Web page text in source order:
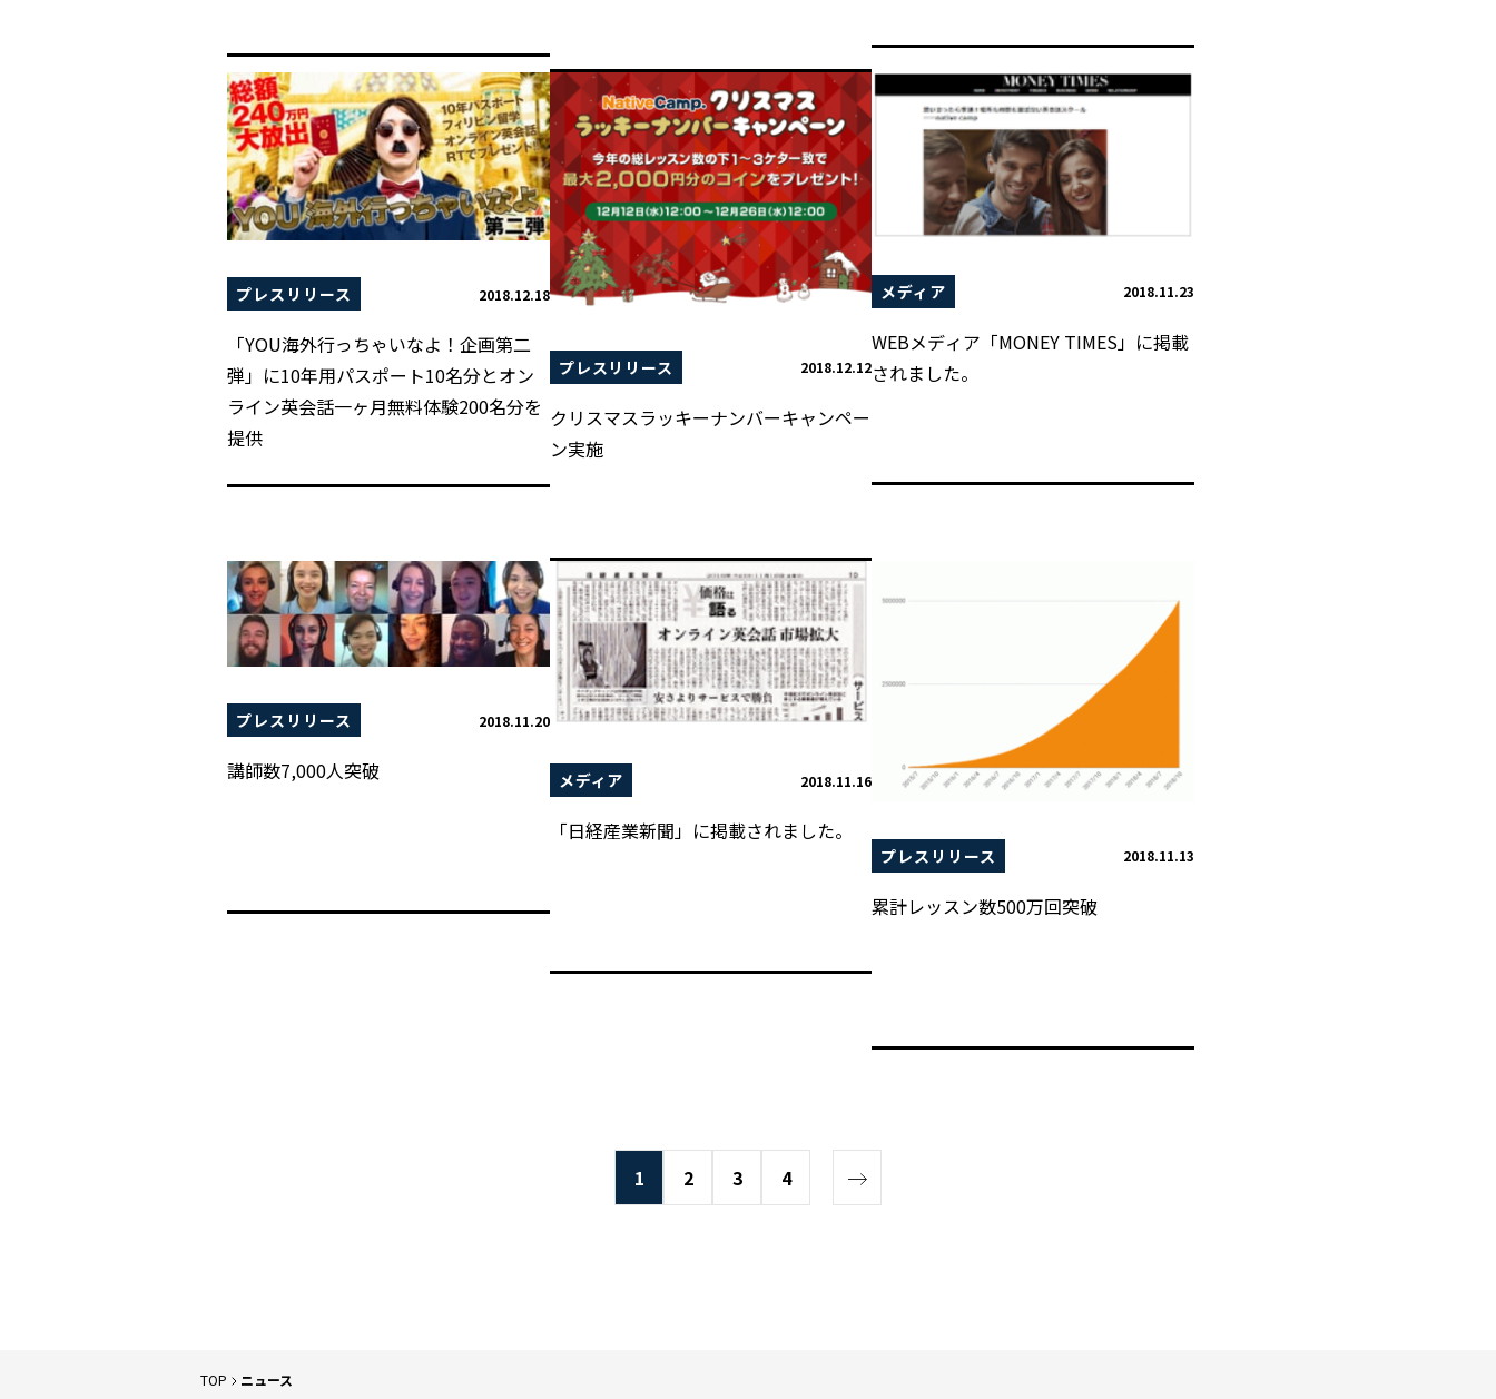
プレスリリース 2018.12.18
「YOU海外行っちゃいなよ！企画第二
弾」に10年用パスポート10名分とオン
ライン英会話一ヶ月無料体験200名分を
提供
プレスリリース 2018.12.12
クリスマスラッキーナンバーキャンペー
ン実施
メディア 2018.11.23
WEBメディア「MONEY TIMES」に掲載
されました。
プレスリリース 2018.11.20
講師数7,000人突破 メディア 2018.11.16
「日経産業新聞」に掲載されました。
プレスリリース 2018.11.13
累計レッスン数500万回突破
1 2 3 4
TOP ニュース